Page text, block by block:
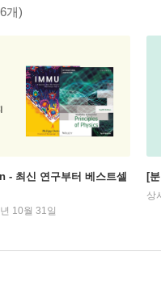
개)
최신 연구부터 베스트셀
10월 31일
[
상